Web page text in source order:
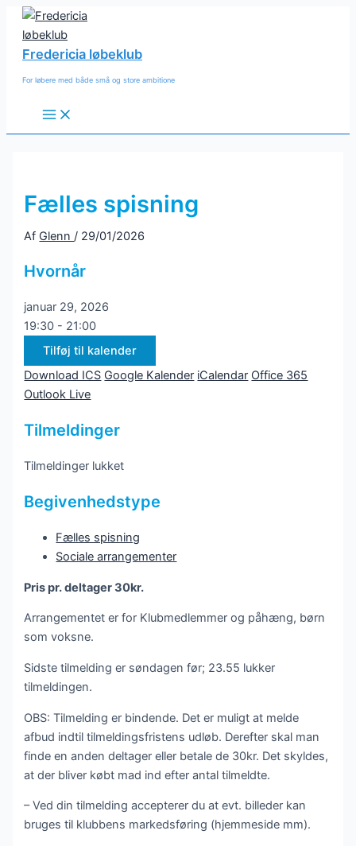
indholdet
Fredericia løbeklub
For løbere med både små og store ambitione
Main
Menu
Fælles spisning
Af Glenn/ 29/01/2026
Hvornår
januar 29, 2026
19:30 - 21:00
Tilføj til kalender
Download ICS Google Kalender iCalendar Office 365
Outlook Live
Tilmeldinger
Tilmeldinger lukket
Begivenhedstype
Fælles spisning
Sociale arrangementer
Pris pr. deltager 30kr.
Arrangementet er for Klubmedlemmer og påhæng, børn
som voksne.
Sidste tilmelding er søndagen før; 23.55 lukker
tilmeldingen.
OBS: Tilmelding er bindende. Det er muligt at melde
afbud indtil tilmeldingsfristens udløb. Derefter skal man
finde en anden deltager eller betale de 30kr. Det skyldes,
at der bliver købt mad ind efter antal tilmeldte.
– Ved din tilmelding accepterer du at evt. billeder kan
bruges til klubbens markedsføring (hjemmeside mm).